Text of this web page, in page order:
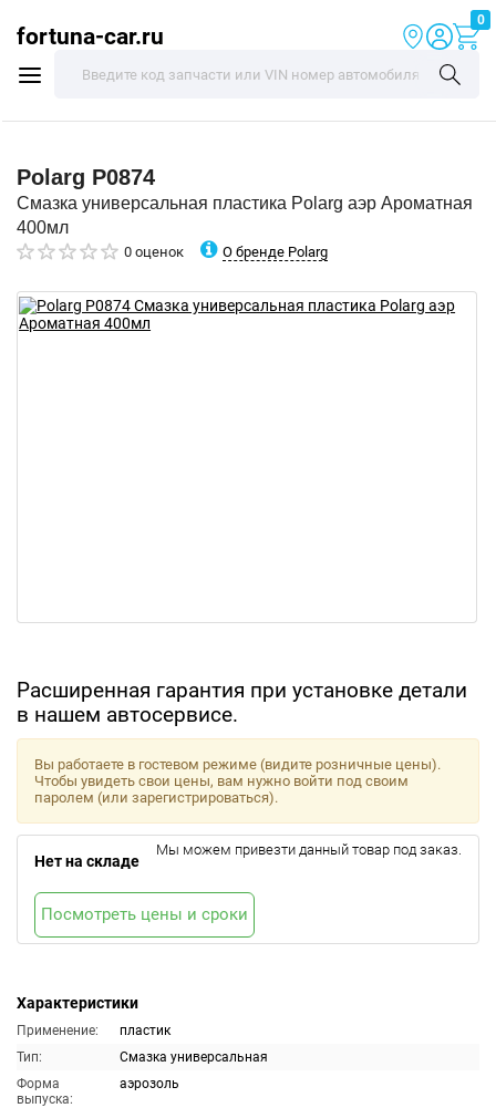
fortuna-car.ru
0
Polarg P0874
Смазка универсальная пластика Polarg аэр Ароматная
400мл
0 оценок О бренде Polarg
Расширенная гарантия при установке детали
в нашем автосервисе.
Характеристики
Применение:
пластик
Тип:
Смазка универсальная
Форма
выпуска:
аэрозоль
Вы работаете в гостевом режиме (видите розничные цены).
Чтобы увидеть свои цены, вам нужно войти под своим
паролем (или зарегистрироваться).
Нет на складе
Мы можем привезти данный товар под заказ.
Посмотреть цены и сроки